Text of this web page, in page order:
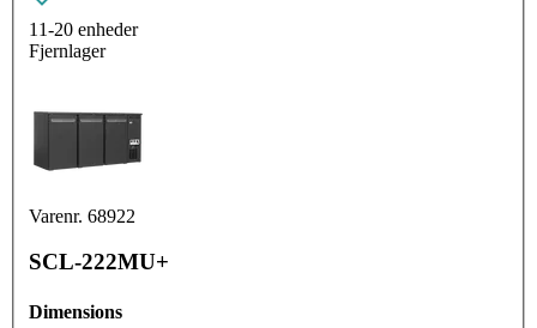
11-20 enheder
Fjernlager
Varenr. 68922
SCL-222MU+
Dimensions